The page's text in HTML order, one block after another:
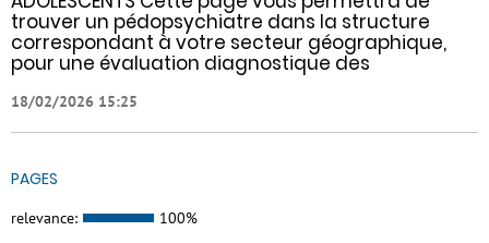
trouver un pédopsychiatre dans la structure
correspondant à votre secteur géographique,
pour une évaluation diagnostique des
18/02/2026 15:25
PAGES
relevance: 100%